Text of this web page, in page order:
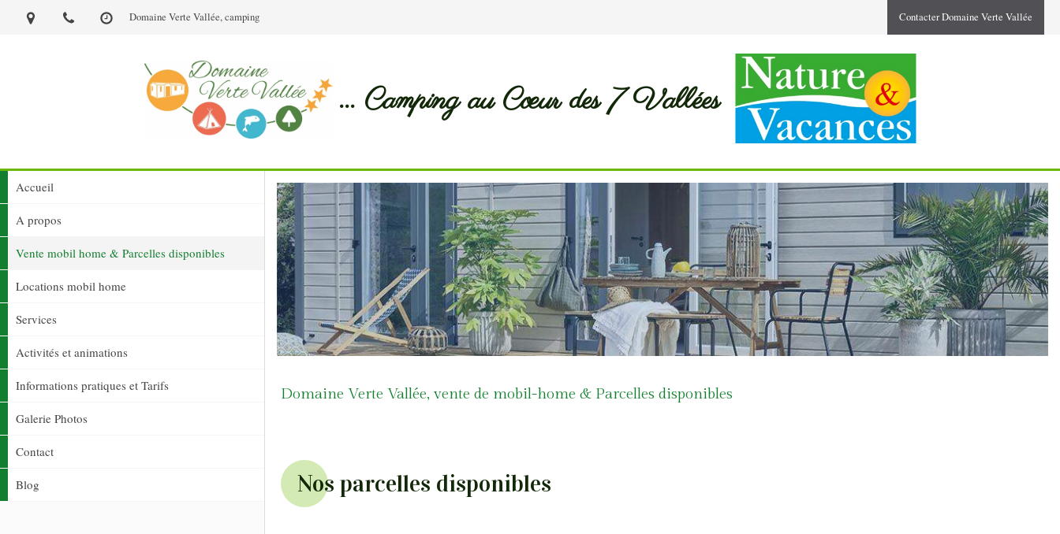
Domaine Verte Vallée, camping Contacter Domaine Verte Vallée
... Camping au Cœur des 7 Vallées
Accueil
A propos
Vente mobil home & Parcelles disponibles
Locations mobil home
Services
Activités et animations
Informations pratiques et Tarifs
Galerie Photos
Contact
Blog
Domaine Verte Vallée, vente de mobil-home & Parcelles disponibles
Nos parcelles disponibles